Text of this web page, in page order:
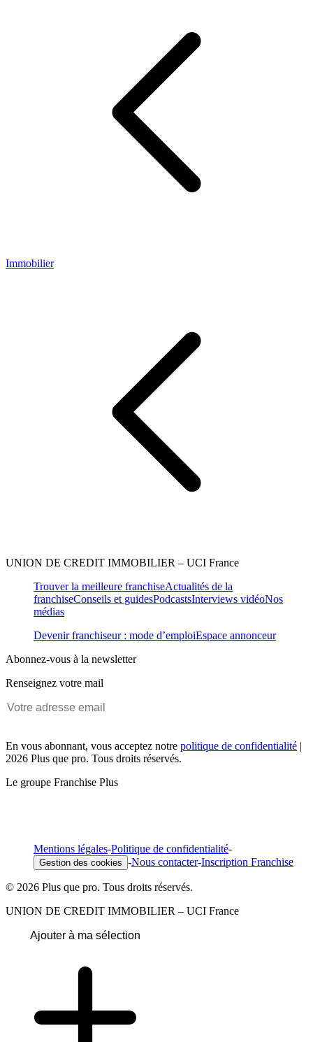
Immobilier
UNION DE CREDIT IMMOBILIER – UCI France
Trouver la meilleure franchiseActualités de la
franchiseConseils et guidesPodcastsInterviews vidéoNos
médias
Devenir franchiseur : mode d’emploiEspace annonceur
Abonnez-vous à la newsletter
Renseignez votre mail
En vous abonnant, vous acceptez notre politique de confidentialité |
2026 Plus que pro. Tous droits réservés.
Le groupe Franchise Plus
Mentions légales-Politique de confidentialité-
Gestion des cookies -Nous contacter-Inscription Franchise
© 2026 Plus que pro. Tous droits réservés.
UNION DE CREDIT IMMOBILIER – UCI France
Ajouter à ma sélection